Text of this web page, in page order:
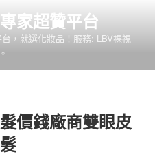
家超贊平台
，就選化妝品！服務: LBV裸視
價錢廠商雙眼皮